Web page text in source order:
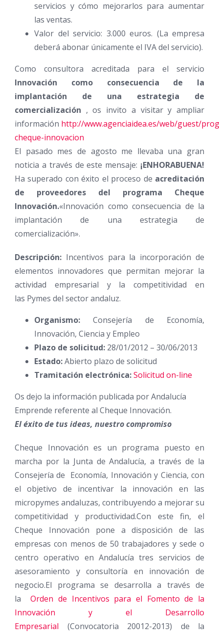
servicios y cómo mejorarlos para aumentar
las ventas.
Valor del servicio: 3.000 euros. (La empresa
deberá abonar únicamente el IVA del servicio).
Como consultora acreditada para el servicio
Innovación como consecuencia de la
implantación de una estrategia de
comercialización , os invito a visitar y ampliar
información http://www.agenciaidea.es/web/guest/
cheque-innovacion
El pasado mes de agosto me llevaba una gran
noticia a través de este mensaje: ¡ENHORABUENA!
Ha superado con éxito el proceso de acreditación
de proveedores del programa Cheque
Innovación.«Innovación como consecuencia de la
implantación de una estrategia de
comercialización».
Descripción: Incentivos para la incorporación de
elementos innovadores que permitan mejorar la
actividad empresarial y la competitividad en
las Pymes del sector andaluz.
Organismo: Consejería de Economía,
Innovación, Ciencia y Empleo
Plazo de solicitud: 28/01/2012 – 30/06/2013
Estado:Abierto plazo de solicitud
Tramitación electrónica:Solicitud on-line
Os dejo la información publicada por Andalucía
Emprende referente al Cheque Innovación.
El éxito de tus ideas, nuestro compromiso
Cheque Innovación es un programa puesto en
marcha por la Junta de Andalucía, a través de la
Consejería de Economía, Innovación y Ciencia, con
el objetivo de incentivar la innovación en las
micropymes andaluzas, contribuyendo a mejorar su
competitividad y productividad.Con este fin, el
Cheque Innovación pone a disposición de las
empresas con menos de 50 trabajadores y sede o
centro operativo en Andalucía tres servicios de
asesoramiento y consultoría en innovación de
negocio.El programa se desarrolla a través de
laOrden de Incentivos para el Fomento de la
Innovación y el Desarrollo
Empresarial (Convocatoria 20012-2013) de la